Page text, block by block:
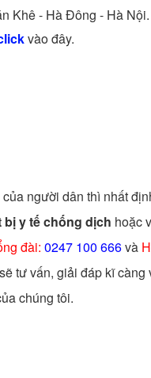
Khê - Hà Đông - Hà Nội.
vào đây.
người dân thì nhất
y tế chống dịch hoặc
đài: 0247 100 666và
tư vấn, giải đáp kĩ càng
chúng tôi.